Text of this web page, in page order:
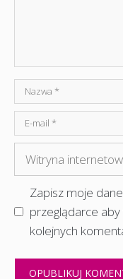
Nazwa
mail
internetowa
Zapisz moje
przeglądarce
kolejnych